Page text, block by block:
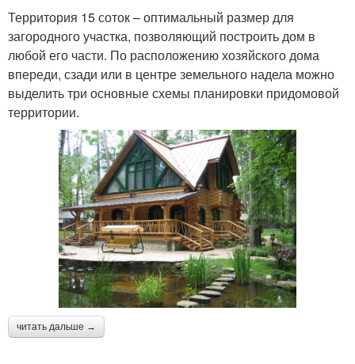
Территория 15 соток – оптимальный размер для
загородного участка, позволяющий построить дом в
любой его части. По расположению хозяйского дома
впереди, сзади или в центре земельного надела можно
выделить три основные схемы планировки придомовой
территории.
читать дальше →